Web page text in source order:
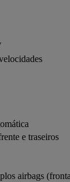
e traseiros
airbags